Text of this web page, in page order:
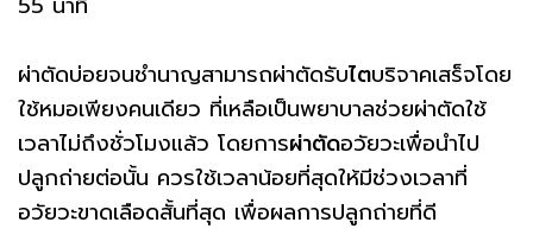
ผ่าตัดบ่อยจนชำนาญสามารถผ่าตัดรับไตบริจาคเสร็จโดย
ใช้หมอเพียงคนเดียว ที่เหลือเป็นพยาบาลช่วยผ่าตัดใช้
เวลาไม่ถึงชั่วโมงแล้ว โดยการผ่าตัดอวัยวะเพื่อนำไป
ปลูกถ่ายต่อนั้น ควรใช้เวลาน้อยที่สุดให้มีช่วงเวลาที่
อวัยวะขาดเลือดสั้นที่สุด เพื่อผลการปลูกถ่ายที่ดี